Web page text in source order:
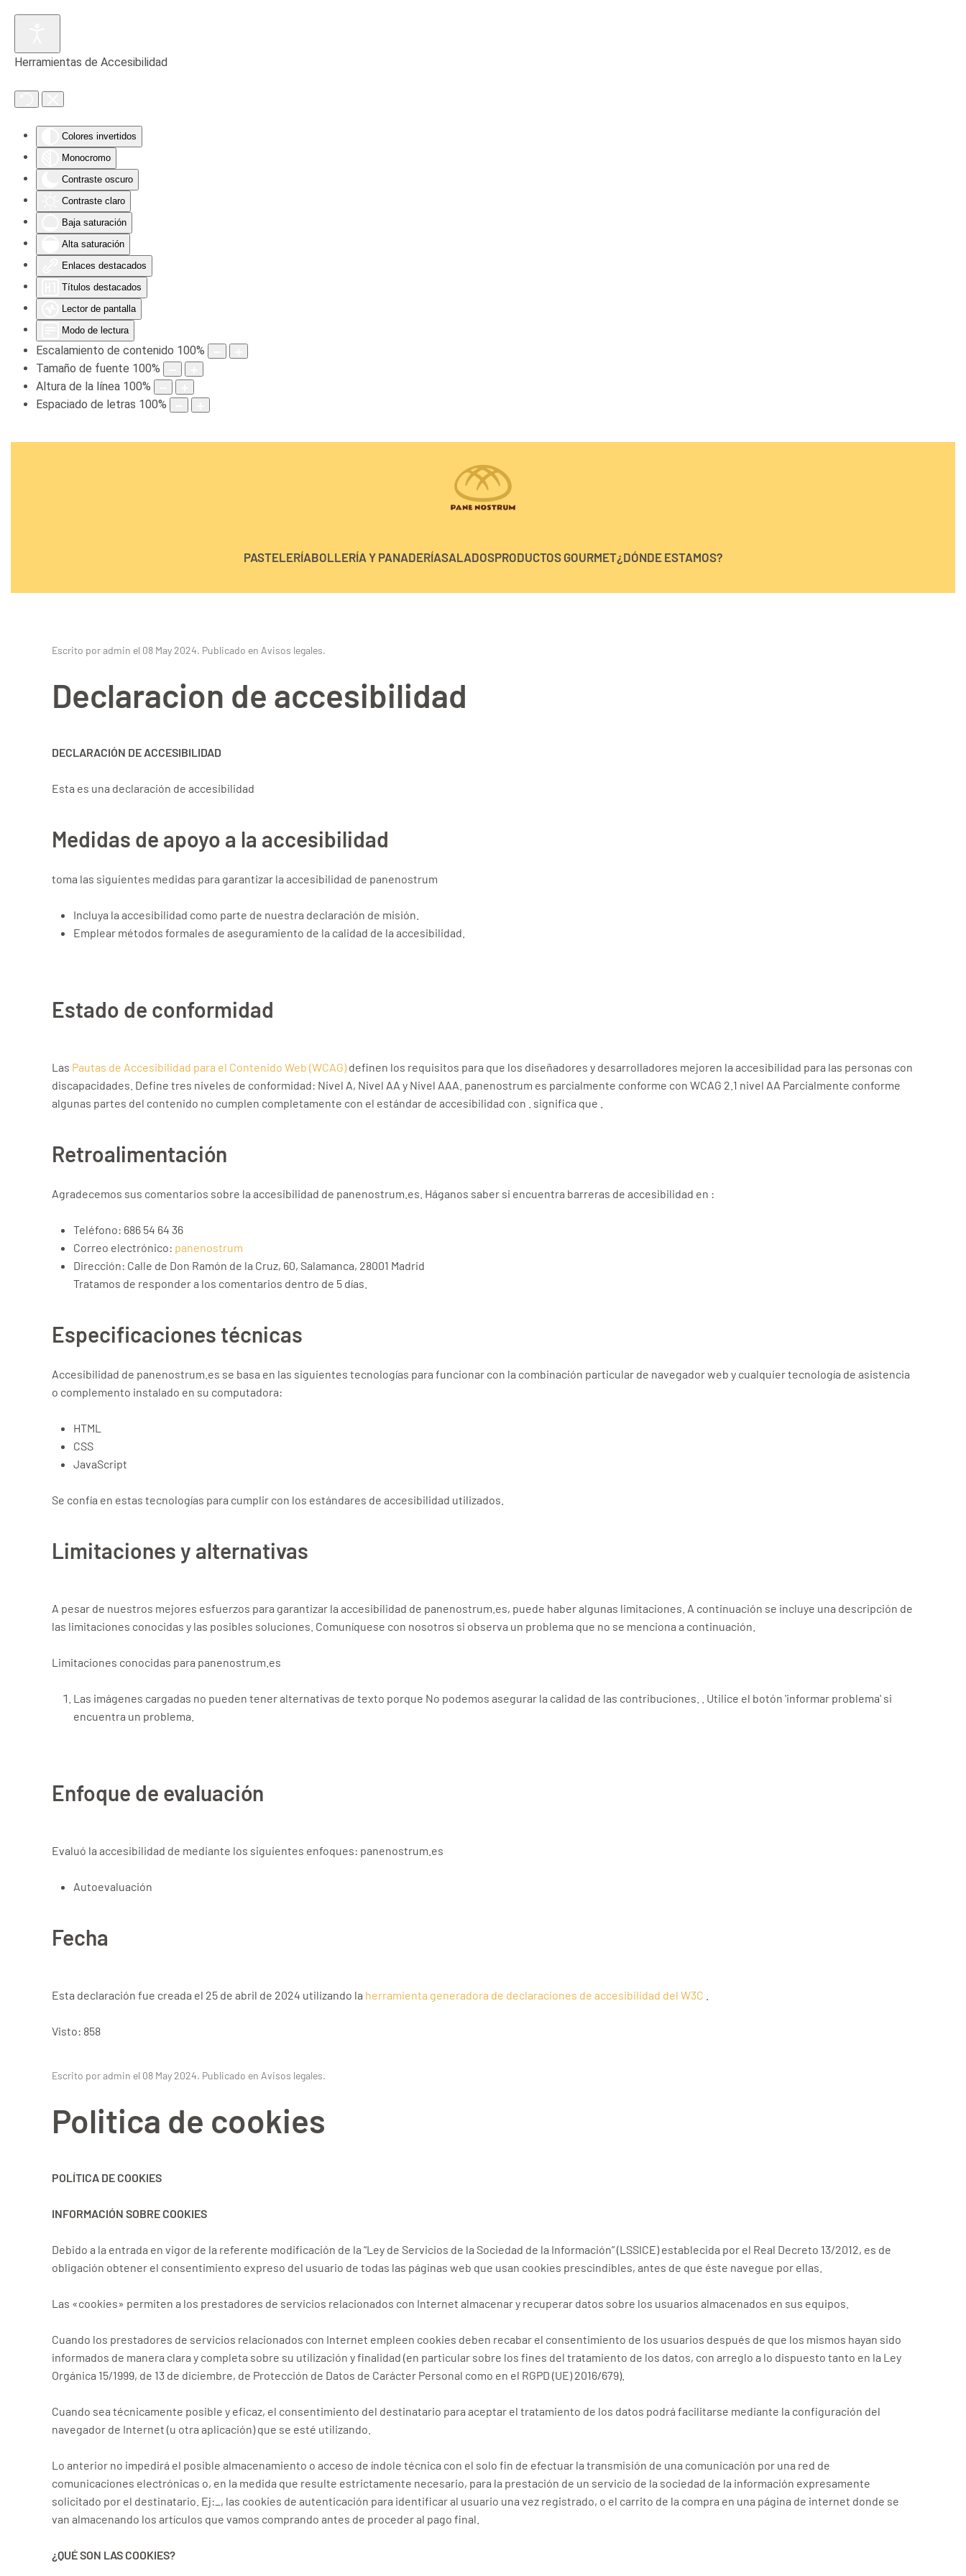
Herramientas de Accesibilidad
Colores invertidos
Monocromo
Contraste oscuro
Contraste claro
Baja saturación
Alta saturación
Enlaces destacados
Títulos destacados
Lector de pantalla
Modo de lectura
Escalamiento de contenido 100%
Tamaño de fuente 100%
Altura de la línea 100%
Espaciado de letras 100%
PASTELERÍABOLLERÍA Y PANADERÍASALADOSPRODUCTOS GOURMET¿DÓNDE ESTAMOS?
Escrito por admin el 08 May 2024. Publicado en Avisos legales.
Declaracion de accesibilidad
DECLARACIÓN DE ACCESIBILIDAD
Esta es una declaración de accesibilidad
Medidas de apoyo a la accesibilidad
toma las siguientes medidas para garantizar la accesibilidad de panenostrum
Incluya la accesibilidad como parte de nuestra declaración de misión.
Emplear métodos formales de aseguramiento de la calidad de la accesibilidad.
Estado de conformidad
Las Pautas de Accesibilidad para el Contenido Web (WCAG)definen los requisitos para que los diseñadores y desarrolladores mejoren la accesibilidad para las personas con
discapacidades. Define tres niveles de conformidad: Nivel A, Nivel AA y Nivel AAA. panenostrum es parcialmente conforme con WCAG 2.1 nivel AA Parcialmente conforme
algunas partes del contenido no cumplen completamente con el estándar de accesibilidad con . significa que .
Retroalimentación
Agradecemos sus comentarios sobre la accesibilidad de panenostrum.es. Háganos saber si encuentra barreras de accesibilidad en :
Teléfono: 686 54 64 36
Correo electrónico: panenostrum
Dirección: Calle de Don Ramón de la Cruz, 60, Salamanca, 28001 Madrid
Tratamos de responder a los comentarios dentro de 5 días.
Especificaciones técnicas
Accesibilidad de panenostrum.es se basa en las siguientes tecnologías para funcionar con la combinación particular de navegador web y cualquier tecnología de asistencia
o complemento instalado en su computadora:
HTML
CSS
JavaScript
Se confía en estas tecnologías para cumplir con los estándares de accesibilidad utilizados.
Limitaciones y alternativas
A pesar de nuestros mejores esfuerzos para garantizar la accesibilidad de panenostrum.es, puede haber algunas limitaciones. A continuación se incluye una descripción de
las limitaciones conocidas y las posibles soluciones. Comuníquese con nosotros si observa un problema que no se menciona a continuación.
Limitaciones conocidas para panenostrum.es
Las imágenes cargadas no pueden tener alternativas de texto porque No podemos asegurar la calidad de las contribuciones. . Utilice el botón 'informar problema' si
encuentra un problema.
Enfoque de evaluación
Evaluó la accesibilidad de mediante los siguientes enfoques: panenostrum.es
Autoevaluación
Fecha
Esta declaración fue creada el 25 de abril de 2024 utilizando la herramienta generadora de declaraciones de accesibilidad del W3C
Visto: 858
Escrito por admin el 08 May 2024. Publicado en Avisos legales.
Politica de cookies
POLÍTICA DE COOKIES
INFORMACIÓN SOBRE COOKIES
Debido a la entrada en vigor de la referente modificación de la “Ley de Servicios de la Sociedad de la Información” (LSSICE) establecida por el Real Decreto 13/2012, es de
obligación obtener el consentimiento expreso del usuario de todas las páginas web que usan cookies prescindibles, antes de que éste navegue por ellas.
Las «cookies» permiten a los prestadores de servicios relacionados con Internet almacenar y recuperar datos sobre los usuarios almacenados en sus equipos.
Cuando los prestadores de servicios relacionados con Internet empleen cookies deben recabar el consentimiento de los usuarios después de que los mismos hayan sido
informados de manera clara y completa sobre su utilización y finalidad (en particular sobre los fines del tratamiento de los datos, con arreglo a lo dispuesto tanto en la Ley
Orgánica 15/1999, de 13 de diciembre, de Protección de Datos de Carácter Personal como en el RGPD (UE) 2016/679).
Cuando sea técnicamente posible y eficaz, el consentimiento del destinatario para aceptar el tratamiento de los datos podrá facilitarse mediante la configuración del
navegador de Internet (u otra aplicación) que se esté utilizando.
Lo anterior no impedirá el posible almacenamiento o acceso de índole técnica con el solo fin de efectuar la transmisión de una comunicación por una red de
comunicaciones electrónicas o, en la medida que resulte estrictamente necesario, para la prestación de un servicio de la sociedad de la información expresamente
solicitado por el destinatario. Ej:_, las cookies de autenticación para identificar al usuario una vez registrado, o el carrito de la compra en una página de internet donde se
van almacenando los artículos que vamos comprando antes de proceder al pago final.
¿QUÉ SON LAS COOKIES?